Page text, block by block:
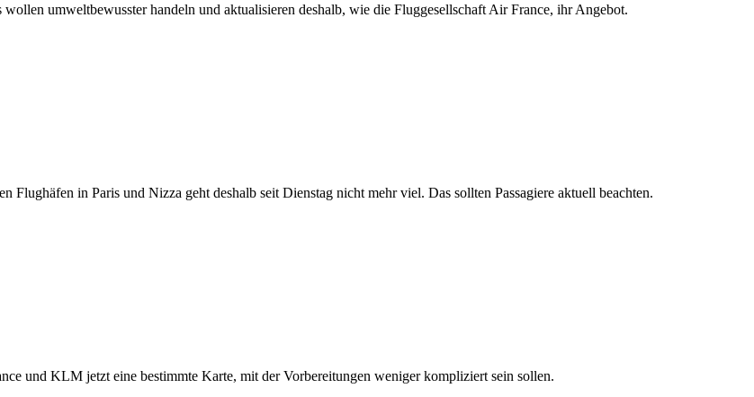
umweltbewusster handeln und aktualisieren deshalb, wie die Fluggesellschaft Air France, ihr Angebot.
Flughäfen in Paris und Nizza geht deshalb seit Dienstag nicht mehr viel. Das sollten Passagiere aktuell beachten.
und KLM jetzt eine bestimmte Karte, mit der Vorbereitungen weniger kompliziert sein sollen.